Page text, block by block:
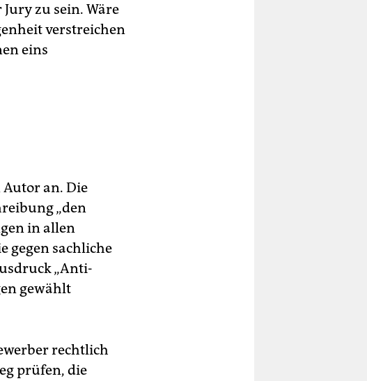
zu sein. Wäre
verstreichen
eins
an. Die
„den
in allen
gegen sachliche
„Anti-
gewählt
rechtlich
prüfen, die